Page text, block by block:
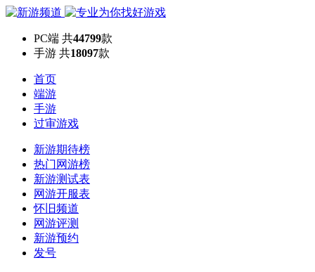
PC端 共44799款
手游 共18097款
首页
端游
手游
过审游戏
新游期待榜
热门网游榜
新游测试表
网游开服表
怀旧频道
网游评测
新游预约
发号